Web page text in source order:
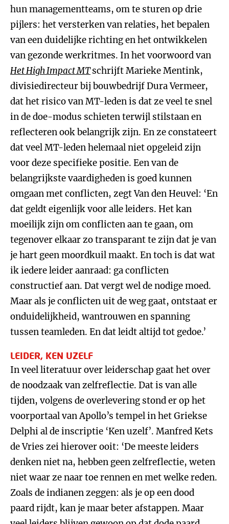
hun managementteams, om te sturen op drie
pijlers: het versterken van relaties, het bepalen
van een duidelijke richting en het ontwikkelen
van gezonde werkritmes. In het voorwoord van
Het High Impact MTschrijft Marieke Mentink,
divisiedirecteur bij bouwbedrijf Dura Vermeer,
dat het risico van MT-leden is dat ze veel te snel
in de doe-modus schieten terwijl stilstaan en
reflecteren ook belangrijk zijn. En ze constateert
dat veel MT-leden helemaal niet opgeleid zijn
voor deze specifieke positie. Een van de
belangrijkste vaardigheden is goed kunnen
omgaan met conflicten, zegt Van den Heuvel: ‘En
dat geldt eigenlijk voor alle leiders. Het kan
moeilijk zijn om conflicten aan te gaan, om
tegenover elkaar zo transparant te zijn dat je van
je hart geen moordkuil maakt. En toch is dat wat
ik iedere leider aanraad: ga conflicten
constructief aan. Dat vergt wel de nodige moed.
Maar als je conflicten uit de weg gaat, ontstaat er
onduidelijkheid, wantrouwen en spanning
tussen teamleden. En dat leidt altijd tot gedoe.’
LEIDER, KEN UZELF
In veel literatuur over leiderschap gaat het over
de noodzaak van zelfreflectie. Dat is van alle
tijden, volgens de overlevering stond er op het
voorportaal van Apollo’s tempel in het Griekse
Delphi al de inscriptie ‘Ken uzelf’. Manfred Kets
de Vries zei hierover ooit: ‘De meeste leiders
denken niet na, hebben geen zelfreflectie, weten
niet waar ze naar toe rennen en met welke reden.
Zoals de indianen zeggen: als je op een dood
paard rijdt, kan je maar beter afstappen. Maar